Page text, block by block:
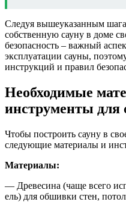
Следуя вышеуказанным
собственную сауну в доме
безопасность – важный
эксплуатации сауны,
инструкций и правил
Необходимые
инструменты для
Чтобы построить сауну в
следующие материалы и
Материалы:
— Древесина (чаще всего
ель) для обшивки стен,